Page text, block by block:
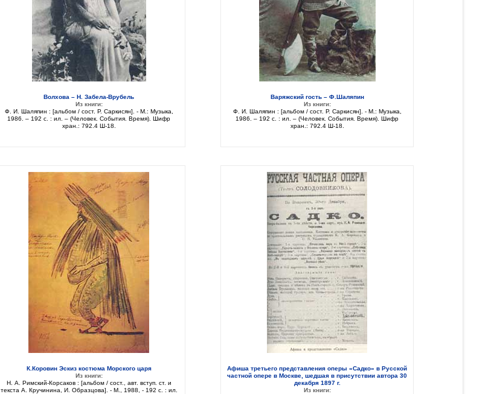
Волхова – Н. Забела-Врубель
Из книги:
Ф. И. Шаляпин : [альбом / сост. Р. Саркисян]. - М.: Музыка,
1986. – 192 с. : ил. – (Человек. События. Время). Шифр
хран.: 792.4 Ш-18.
Варяжский гость – Ф.Шаляпин
Из книги:
Ф. И. Шаляпин : [альбом / сост. Р. Саркисян]. - М.: Музыка,
1986. – 192 с. : ил. – (Человек. События. Время). Шифр
хран.: 792.4 Ш-18.
К.Коровин Эскиз костюма Морского царя
Из книги:
Н. А. Римский-Корсаков : [альбом / сост., авт. вступ. ст. и
текста А. Кручинина, И. Образцова]. - М., 1988, - 192 с. : ил.
Афиша третьего представления оперы «Садко» в Русской
частной опере в Москве, шедшая в присутствии автора 30
декабря 1897 г.
Из книги: